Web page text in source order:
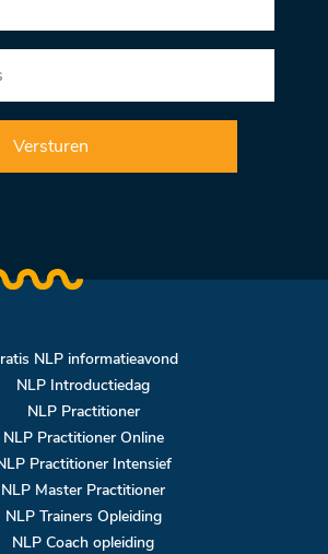
NLP informatieavond
NLP Introductiedag
NLP Practitioner
NLP Practitioner Online
Practitioner Intensief
NLP Master Practitioner
NLP Trainers Opleiding
NLP Coach opleiding